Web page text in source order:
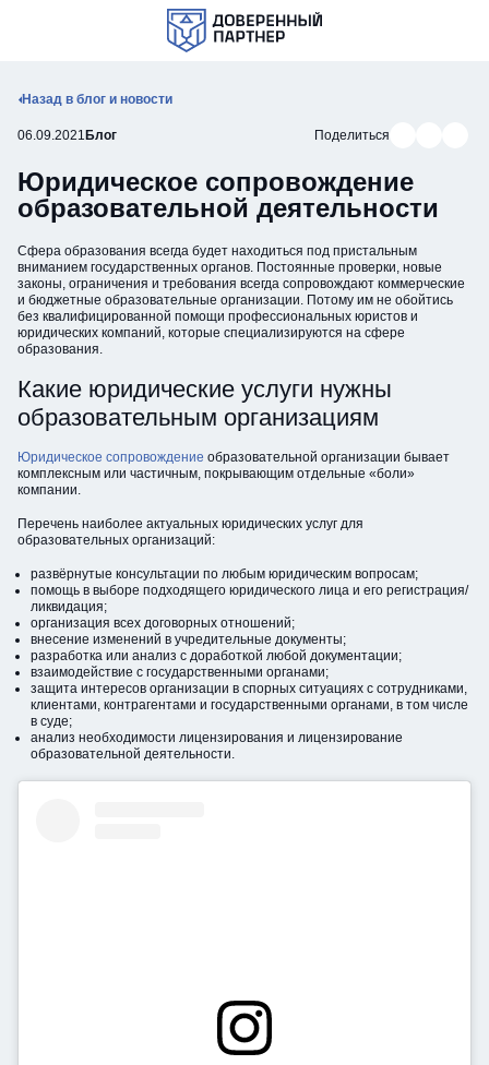
Открыть мобильное меню
Назад в блог и новости
06.09.2021 Блог Поделиться
Юридическое сопровождение
образовательной деятельности
Сфера образования всегда будет находиться под пристальным
вниманием государственных органов. Постоянные проверки, новые
законы, ограничения и требования всегда сопровождают коммерческие
и бюджетные образовательные организации. Потому им не обойтись
без квалифицированной помощи профессиональных юристов и
юридических компаний, которые специализируются на сфере
образования.
Какие юридические услуги нужны
образовательным организациям
Юридическое сопровождение образовательной организации бывает
комплексным или частичным, покрывающим отдельные «боли»
компании.
Перечень наиболее актуальных юридических услуг для
образовательных организаций:
развёрнутые консультации по любым юридическим вопросам;
помощь в выборе подходящего юридического лица и его регистрация/
ликвидация;
организация всех договорных отношений;
внесение изменений в учредительные документы;
разработка или анализ с доработкой любой документации;
взаимодействие с государственными органами;
защита интересов организации в спорных ситуациях с сотрудниками,
клиентами, контрагентами и государственными органами, в том числе
в суде;
анализ необходимости лицензирования и лицензирование
образовательной деятельности.